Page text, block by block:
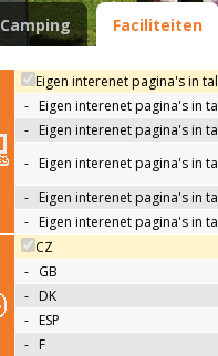
Camping Faciliteiten
Eigen interenet pagina's in
- Eigen interenet pagina's in
- Eigen interenet pagina's in
- Eigen interenet pagina's in
- Eigen interenet pagina's in
- Eigen interenet pagina's in
CZ
- GB
- DK
- ESP
- F